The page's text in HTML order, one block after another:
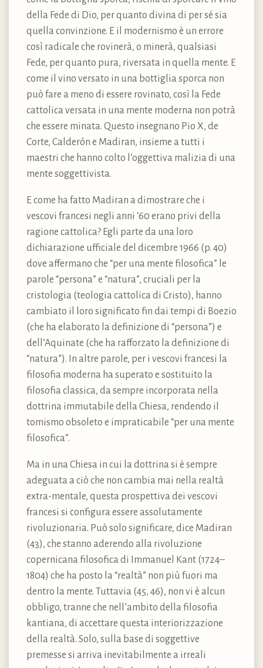
della Fede di Dio, per quanto divina di per sé sia
quella convinzione. E il modernismo è un errore
così radicale che rovinerà, o minerà, qualsiasi
Fede, per quanto pura, riversata in quella mente. E
come il vino versato in una bottiglia sporca non
può fare a meno di essere rovinato, così la Fede
cattolica versata in una mente moderna non potrà
che essere minata. Questo insegnano Pio X, de
Corte, Calderón e Madiran, insieme a tutti i
maestri che hanno colto l’oggettiva malizia di una
mente soggettivista.
E come ha fatto Madiran a dimostrare che i
vescovi francesi negli anni ‘60 erano privi della
ragione cattolica? Egli parte da una loro
dichiarazione ufficiale del dicembre 1966 (p. 40)
dove affermano che “per una mente filosofica” le
parole “persona” e “natura”, cruciali per la
cristologia (teologia cattolica di Cristo), hanno
cambiato il loro significato fin dai tempi di Boezio
(che ha elaborato la definizione di “persona”) e
dell’Aquinate (che ha rafforzato la definizione di
“natura”). In altre parole, per i vescovi francesi la
filosofia moderna ha superato e sostituito la
filosofia classica, da sempre incorporata nella
dottrina immutabile della Chiesa, rendendo il
tomismo obsoleto e impraticabile “per una mente
filosofica”.
Ma in una Chiesa in cui la dottrina si è sempre
adeguata a ciò che non cambia mai nella realtà
extra-mentale, questa prospettiva dei vescovi
francesi si configura essere assolutamente
rivoluzionaria. Può solo significare, dice Madiran
(43), che stanno aderendo alla rivoluzione
copernicana filosofica di Immanuel Kant (1724–
1804) che ha posto la “realtà” non più fuori ma
dentro la mente. Tuttavia (45, 46), non vi è alcun
obbligo, tranne che nell’ambito della filosofia
kantiana, di accettare questa interiorizzazione
della realtà. Solo, sulla base di soggettive
premesse si arriva inevitabilmente a irreali